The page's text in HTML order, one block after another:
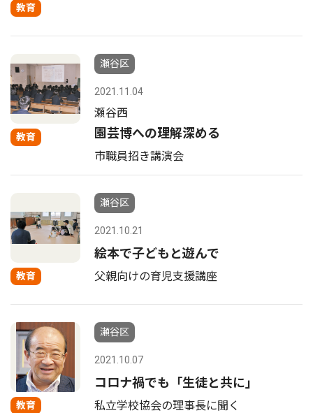
教育
教育
瀬谷区
2021.11.04
瀬谷西
園芸博への理解深める
市職員招き講演会
教育
瀬谷区
2021.10.21
絵本で子どもと遊んで
父親向けの育児支援講座
教育
瀬谷区
2021.10.07
コロナ禍でも「生徒と共に」
私立学校協会の理事長に聞く